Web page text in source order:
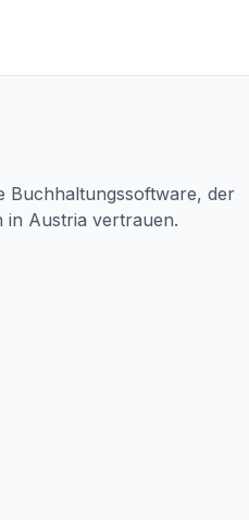
Buchhaltungssoftware, der
in Austria vertrauen.